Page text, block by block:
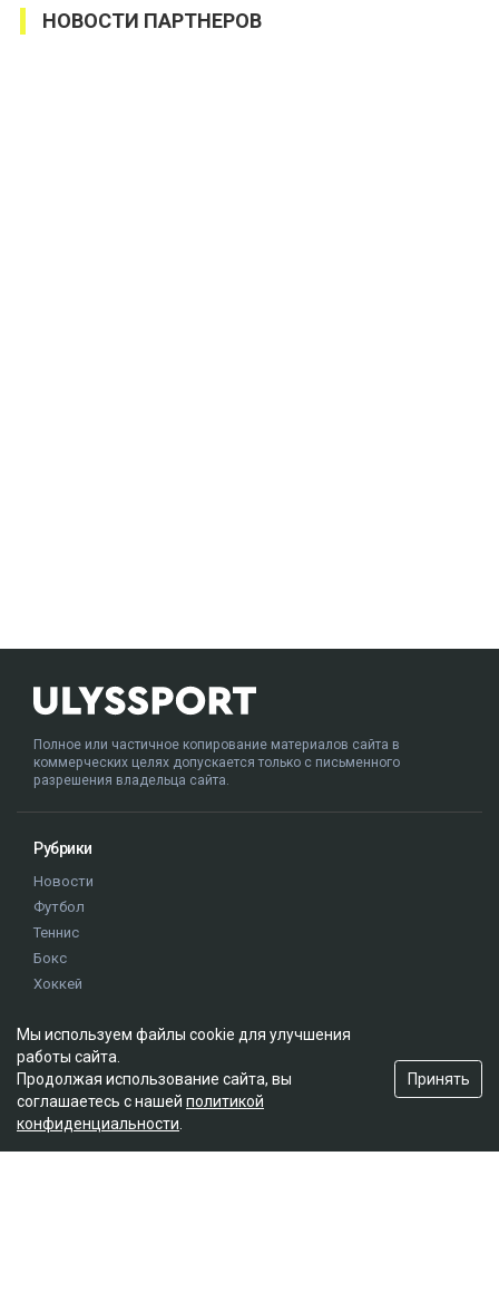
НОВОСТИ ПАРТНЕРОВ
Полное или частичное копирование материалов сайта в
коммерческих целях допускается только с письменного
разрешения владельца сайта.
Рубрики
Новости
Футбол
Теннис
Бокс
Хоккей
Истории
Олимпиада
Редакция
Мы используем файлы cookie для улучшения
работы сайта.
Продолжая использование сайта, вы
соглашаетесь с нашей политикой
конфиденциальности
Принять